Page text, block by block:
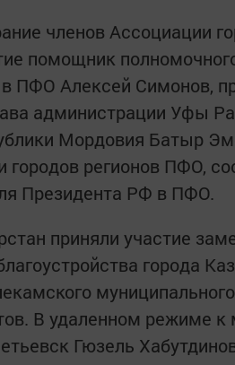
членов Ассоциации
помощник
ПФО Алексей Симонов,
администрации Уфы
Мордовия Батыр
регионов ПФО,
Президента РФ в ПФО.
приняли участие
города
В удаленном режиме
Гюзель